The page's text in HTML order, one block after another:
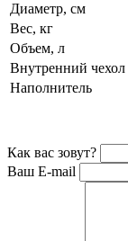
Диаметр, см
Вес, кг
Объем, л
Внутренний чехол
Наполнитель
Как вас зовут?
Ваш E-mail